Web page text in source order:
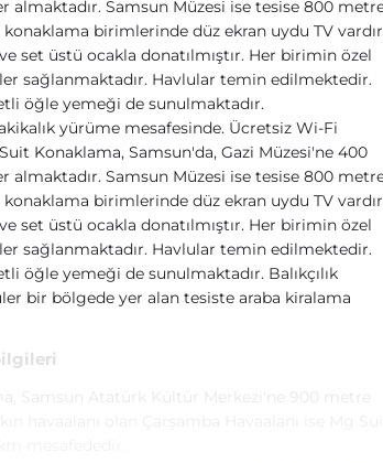
almaktadır. Samsun Müzesi ise tesise 800
birimlerinde düz ekran uydu TV
set üstü ocakla donatılmıştır. Her birimin özel
sağlanmaktadır. Havlular temin edilmektedir.
öğle yemeği de sunulmaktadır.
yürüme mesafesinde. Ücretsiz Wi-Fi
Konaklama, Samsun'da, Gazi Müzesi'ne 400
almaktadır. Samsun Müzesi ise tesise 800
birimlerinde düz ekran uydu TV
set üstü ocakla donatılmıştır. Her birimin özel
sağlanmaktadır. Havlular temin edilmektedir.
öğle yemeği de sunulmaktadır. Balıkçılık
bir bölgede yer alan tesiste araba kiralama
Samsun Atatürk Kültür Merkezi'ne 900 metre